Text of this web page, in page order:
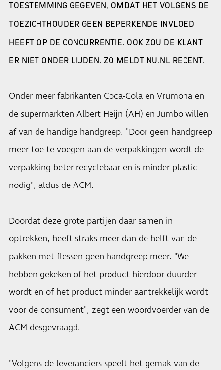
TOESTEMMING GEGEVEN, OMDAT HET VOLGENS DE
TOEZICHTHOUDER GEEN BEPERKENDE INVLOED
HEEFT OP DE CONCURRENTIE. OOK ZOU DE KLANT
ER NIET ONDER LIJDEN. ZO MELDT NU.NL RECENT.
Onder meer fabrikanten Coca-Cola en Vrumona en
de supermarkten Albert Heijn (AH) en Jumbo willen
af van de handige handgreep. "Door geen handgreep
meer toe te voegen aan de verpakkingen wordt de
verpakking beter recyclebaar en is minder plastic
nodig", aldus de ACM.
Doordat deze grote partijen daar samen in
optrekken, heeft straks meer dan de helft van de
pakken met flessen geen handgreep meer. "We
hebben gekeken of het product hierdoor duurder
wordt en of het product minder aantrekkelijk wordt
voor de consument", zegt een woordvoerder van de
ACM desgevraagd.
"Volgens de leveranciers speelt het gemak van de